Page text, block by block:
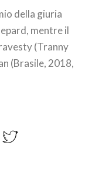
della giuria
mentre il
(Tranny
(Brasile, 2018,